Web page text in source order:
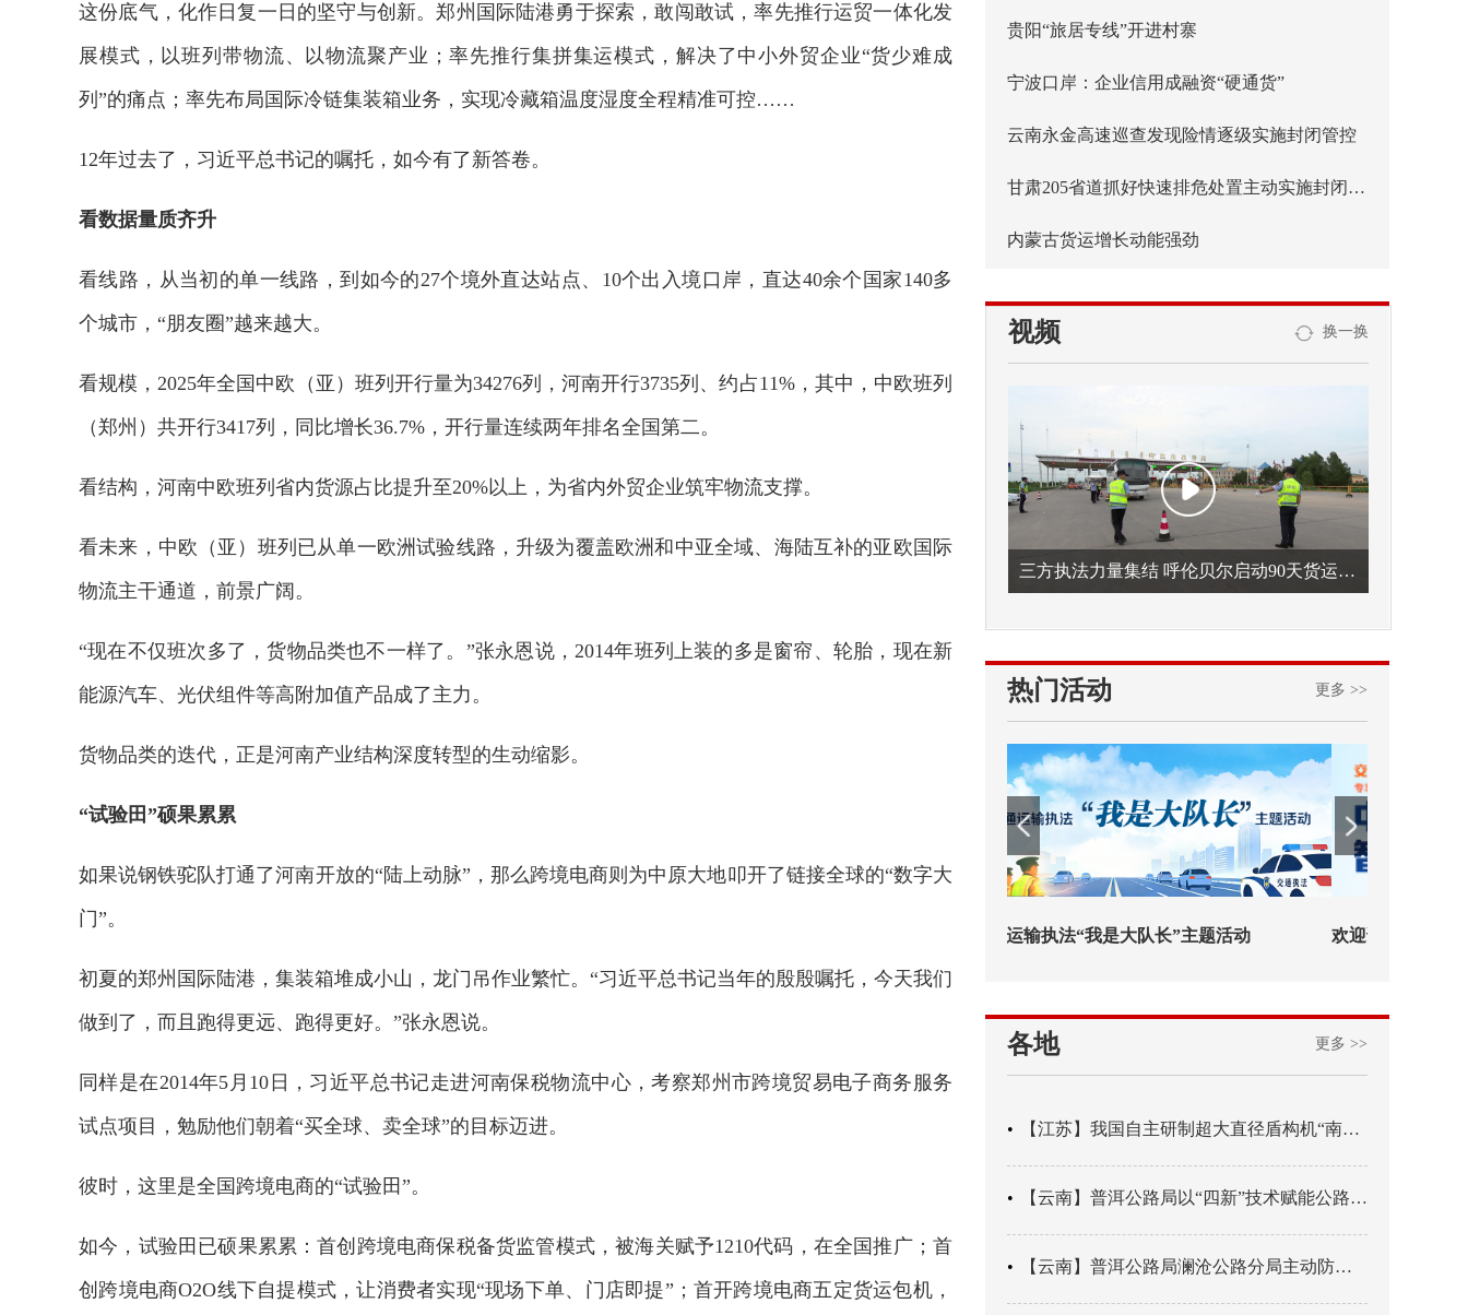
这份底气，化作日复一日的坚守与创新。郑州国际陆港勇于探索，敢闯敢试，率先推行运贸一体化发
展模式，以班列带物流、以物流聚产业；率先推行集拼集运模式，解决了中小外贸企业“货少难成
列”的痛点；率先布局国际冷链集装箱业务，实现冷藏箱温度湿度全程精准可控……
12年过去了，习近平总书记的嘱托，如今有了新答卷。
看数据量质齐升
看线路，从当初的单一线路，到如今的27个境外直达站点、10个出入境口岸，直达40余个国家140多
个城市，“朋友圈”越来越大。
看规模，2025年全国中欧（亚）班列开行量为34276列，河南开行3735列、约占11%，其中，中欧班列
（郑州）共开行3417列，同比增长36.7%，开行量连续两年排名全国第二。
看结构，河南中欧班列省内货源占比提升至20%以上，为省内外贸企业筑牢物流支撑。
看未来，中欧（亚）班列已从单一欧洲试验线路，升级为覆盖欧洲和中亚全域、海陆互补的亚欧国际
物流主干通道，前景广阔。
“现在不仅班次多了，货物品类也不一样了。”张永恩说，2014年班列上装的多是窗帘、轮胎，现在新
能源汽车、光伏组件等高附加值产品成了主力。
货物品类的迭代，正是河南产业结构深度转型的生动缩影。
“试验田”硕果累累
如果说钢铁驼队打通了河南开放的“陆上动脉”，那么跨境电商则为中原大地叩开了链接全球的“数字大
门”。
初夏的郑州国际陆港，集装箱堆成小山，龙门吊作业繁忙。“习近平总书记当年的殷殷嘱托，今天我们
做到了，而且跑得更远、跑得更好。”张永恩说。
同样是在2014年5月10日，习近平总书记走进河南保税物流中心，考察郑州市跨境贸易电子商务服务
试点项目，勉励他们朝着“买全球、卖全球”的目标迈进。
彼时，这里是全国跨境电商的“试验田”。
如今，试验田已硕果累累：首创跨境电商保税备货监管模式，被海关赋予1210代码，在全国推广；首
创跨境电商O2O线下自提模式，让消费者实现“现场下单、门店即提”；首开跨境电商五定货运包机，
贵阳“旅居专线”开进村寨
宁波口岸：企业信用成融资“硬通货”
云南永金高速巡查发现险情逐级实施封闭管控
甘肃205省道抓好快速排危处置主动实施封闭管控
内蒙古货运增长动能强劲
视频 换一换
三方执法力量集结 呼伦贝尔启动90天货运车辆违法专项整治
热门活动 更多 >>
欢迎试用！中交报智能审校系统上线
各地 更多 >>
【江苏】我国自主研制超大直径盾构机“南湖号”在常熟下线
【云南】普洱公路局以“四新”技术赋能公路养护
【云南】普洱公路局澜沧公路分局主动防御成功处置214国道山体崩塌险情